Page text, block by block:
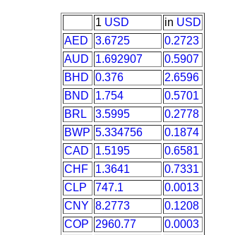
1 USD in USD
AED
3.6725
0.2723
AUD
1.692907
0.5907
BHD 0.376
2.6596
BND
1.754
0.5701
BRL
3.5995
0.2778
BWP 5.334756
0.1874
CAD
1.5195
0.6581
CHF
1.3641
0.7331
CLP
747.1
0.0013
CNY 8.2773
0.1208
COP
2960.77
0.0003